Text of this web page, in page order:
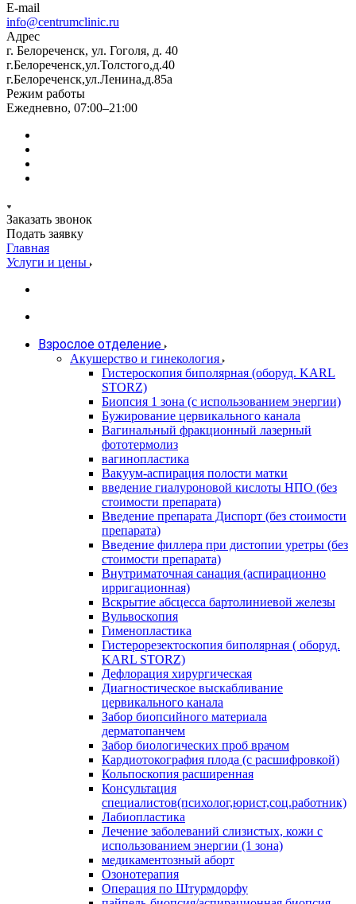
E-mail
info@centrumclinic.ru
Адрес
г. Белореченск, ул. Гоголя, д. 40
г.Белореченск,ул.Толстого,д.40
г.Белореченск,ул.Ленина,д.85а
Режим работы
Ежедневно, 07:00–21:00
Заказать звонок
Подать заявку
Главная
Услуги и цены
Взрослое отделение
Акушерство и гинекология
Гистероскопия биполярная (оборуд. KARL
STORZ)
Биопсия 1 зона (с использованием энергии)
Бужирование цервикального канала
Вагинальный фракционный лазерный
фототермолиз
вагинопластика
Вакуум-аспирация полости матки
введение гиалуроновой кислоты НПО (без
стоимости препарата)
Введение препарата Диспорт (без стоимости
препарата)
Введение филлера при дистопии уретры (без
стоимости препарата)
Внутриматочная санация (аспирационно
ирригационная)
Вскрытие абсцесса бартолиниевой железы
Вульвоскопия
Гименопластика
Гистерорезектоскопия биполярная ( оборуд.
KARL STORZ)
Дефлорация хирургическая
Диагностическое выскабливание
цервикального канала
Забор биопсийного материала
дерматопанчем
Забор биологических проб врачом
Кардиотокография плода (с расшифровкой)
Кольпоскопия расширенная
Консультация
специалистов(психолог,юрист,соц.работник)
Лабиопластика
Лечение заболеваний слизистых, кожи с
использованием энергии (1 зона)
медикаментозный аборт
Озонотерапия
Операция по Штурмдорфу